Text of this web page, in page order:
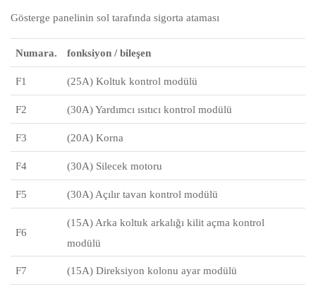
Gösterge panelinin sol tarafında sigorta ataması
Numara. fonksiyon / bileşen
F1 (25A) Koltuk kontrol modülü
F2 (30A) Yardımcı ısıtıcı kontrol modülü
F3 (20A) Korna
F4 (30A) Silecek motoru
F5 (30A) Açılır tavan kontrol modülü
F6
(15A) Arka koltuk arkalığı kilit açma kontrol
modülü
F7 (15A) Direksiyon kolonu ayar modülü